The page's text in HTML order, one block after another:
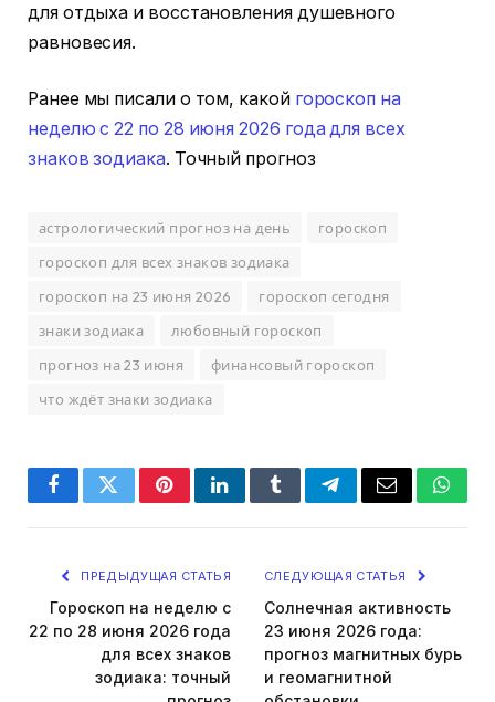
для отдыха и восстановления душевного
равновесия.
Ранее мы писали о том, какой гороскоп на
неделю с 22 по 28 июня 2026 года для всех
знаков зодиака. Точный прогноз
астрологический прогноз на день
гороскоп
гороскоп для всех знаков зодиака
гороскоп на 23 июня 2026
гороскоп сегодня
знаки зодиака
любовный гороскоп
прогноз на 23 июня
финансовый гороскоп
что ждёт знаки зодиака
FacebookTwitterPinterestLinkedInTumblrTelegramEmail
ПРЕДЫДУЩАЯ СТАТЬЯ
Гороскоп на неделю с
22 по 28 июня 2026 года
для всех знаков
зодиака: точный
СЛЕДУЮЩАЯ СТАТЬЯ
Солнечная активность
23 июня 2026 года:
прогноз магнитных бурь
и геомагнитной